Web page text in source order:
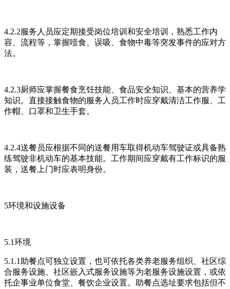
4.2.2服务人员应定期接受岗位培训和安全培训，熟悉工作内
容、流程等，掌握噎食、误吸、食物中毒等突发事件的应对方
法。
4.2.3厨师应掌握餐食烹饪技能、食品安全知识、基本的营养学
知识。直接接触食物的服务人员工作时应穿戴清洁工作服、工
作帽、口罩和卫生手套。
4.2.4送餐员应根据不同的送餐用车取得机动车驾驶证或具备熟
练驾驶非机动车的基本技能。工作期间应穿戴有工作标识的服
装，送餐上门时应表明身份。
5环境和设施设备
5.1环境
5.1.1助餐点可独立设置，也可依托各类养老服务组织、社区综
合服务设施、社区嵌入式服务设施等为老服务设施设置，或依
托企事业单位食堂、餐饮企业设置。助餐点选址要求包括但不